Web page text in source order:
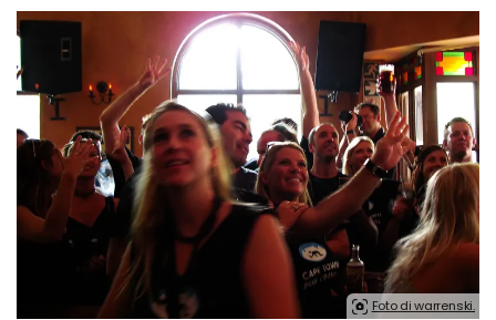
Foto di warrenski.